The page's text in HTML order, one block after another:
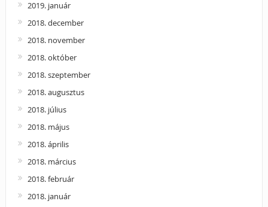
2019. január
2018. december
2018. november
2018. október
2018. szeptember
2018. augusztus
2018. július
2018. május
2018. április
2018. március
2018. február
2018. január